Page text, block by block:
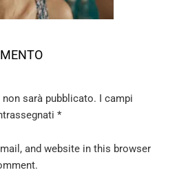
sarà pubblicato. I campi
*
and website in this browser